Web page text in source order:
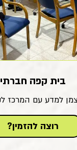
בית קפה חברתי
?רוצה להזמין